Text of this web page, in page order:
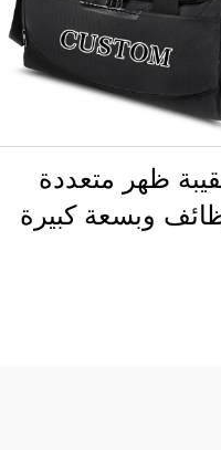
ظهر متعددة
وبسعة كبيرة